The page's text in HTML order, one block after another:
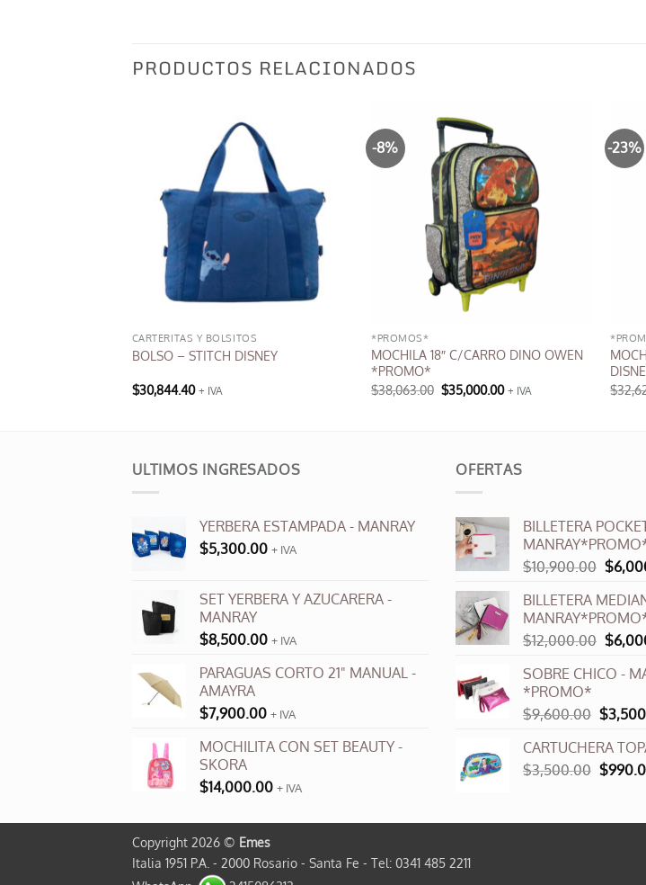
PRODUCTOS RELACIONADOS
CARTERITAS Y BOLSITOS
BOLSO – STITCH DISNEY
$30,844.40 + IVA
-8%
*PROMOS*
MOCHILA 18″ C/CARRO DINO OWEN
*PROMO*
$38,063.00 El
precio
$35,000.00El+ IVA
-23%
$
ULTIMOS INGRESADOS
YERBERA ESTAMPADA - MANRAY
$5,300.00 + IVA
SET YERBERA Y AZUCARERA -
MANRAY
$8,500.00 + IVA
PARAGUAS CORTO 21" MANUAL -
AMAYRA
$7,900.00 + IVA
MOCHILITA CON SET BEAUTY -
SKORA
$14,000.00 + IVA
OFERTAS
BILLETERA
$10,900.00 El
era:
$
BILLETERA
$12,000.00 El
$
SOBRE CHICO -
*PROMO*
$9,600.00 El
original
era:
$
CARTUCHERA
$3,500.00 El
era:
$
Copyright 2026 © Emes
Italia 1951 P.A. - 2000 Rosario - Santa Fe - Tel: 0341 485 2211